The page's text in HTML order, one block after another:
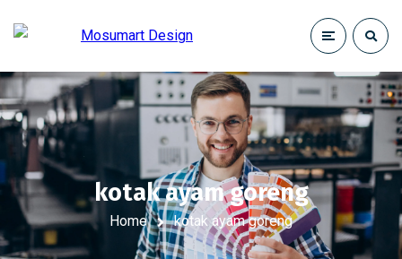
kotak ayam goreng
Home kotak ayam goreng